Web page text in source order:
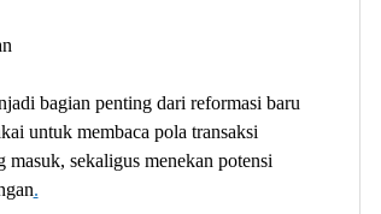
bagian penting dari reformasi baru
untuk membaca pola transaksi
masuk, sekaligus menekan potensi
.